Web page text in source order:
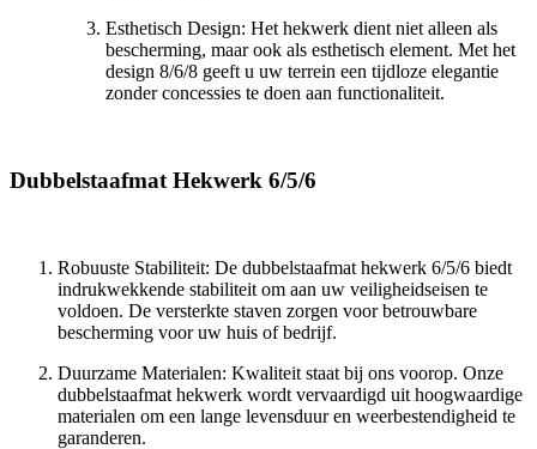
Esthetisch Design: Het hekwerk dient niet alleen als
bescherming, maar ook als esthetisch element. Met het
design 8/6/8 geeft u uw terrein een tijdloze elegantie
zonder concessies te doen aan functionaliteit.
Dubbelstaafmat Hekwerk 6/5/6
Robuuste Stabiliteit: De dubbelstaafmat hekwerk 6/5/6 biedt
indrukwekkende stabiliteit om aan uw veiligheidseisen te
voldoen. De versterkte staven zorgen voor betrouwbare
bescherming voor uw huis of bedrijf.
Duurzame Materialen: Kwaliteit staat bij ons voorop. Onze
dubbelstaafmat hekwerk wordt vervaardigd uit hoogwaardige
materialen om een lange levensduur en weerbestendigheid te
garanderen.